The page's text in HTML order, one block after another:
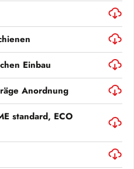
Einbau
Anordnung
standard, ECO